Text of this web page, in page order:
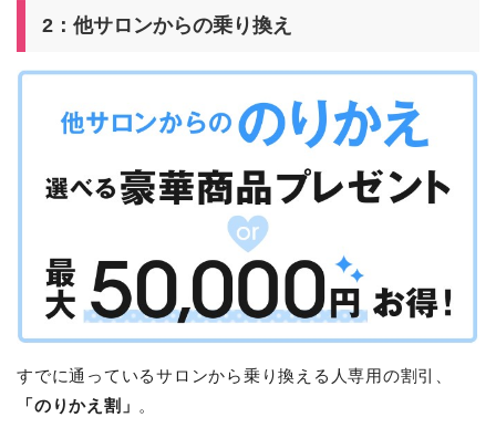
2：他サロンからの乗り換え
すでに通っているサロンから乗り換える人専用の割引、
「のりかえ割」 。